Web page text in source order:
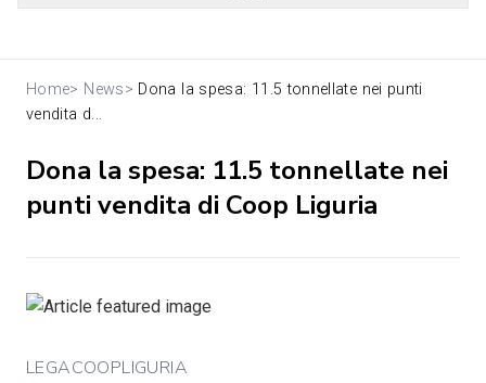
Home> News> Dona la spesa: 11.5 tonnellate nei punti
vendita d...
Dona la spesa: 11.5 tonnellate nei
punti vendita di Coop Liguria
LEGACOOPLIGURIA